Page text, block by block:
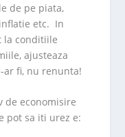
de pe piata,
etc. In
la conditiile
ajusteaza
ar fi, nu renunta!
de economisire
pot sa iti urez e: